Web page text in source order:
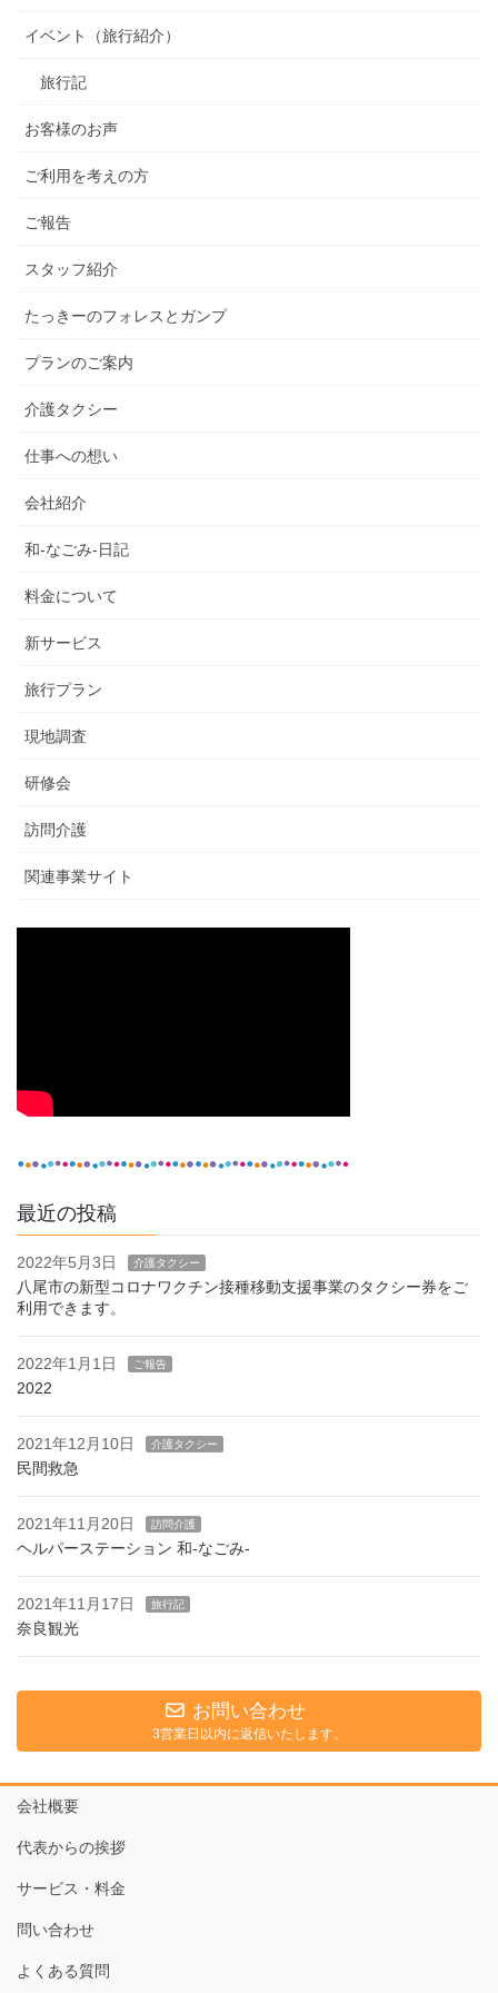
イベント（旅行紹介）
旅行記
お客様のお声
ご利用を考えの方
ご報告
スタッフ紹介
たっきーのフォレスとガンプ
プランのご案内
介護タクシー
仕事への想い
会社紹介
和-なごみ-日記
料金について
新サービス
旅行プラン
現地調査
研修会
訪問介護
関連事業サイト
最近の投稿
2022年5月3日 介護タクシー
八尾市の新型コロナワクチン接種移動支援事業のタクシー券をご
利用できます。
2022年1月1日 ご報告
2022
2021年12月10日 介護タクシー
民間救急
2021年11月20日 訪問介護
ヘルパーステーション 和-なごみ-
2021年11月17日 旅行記
奈良観光
お問い合わせ
3営業日以内に返信いたします。
会社概要
代表からの挨拶
サービス・料金
問い合わせ
よくある質問